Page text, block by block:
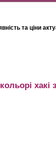
та ціни
хакі